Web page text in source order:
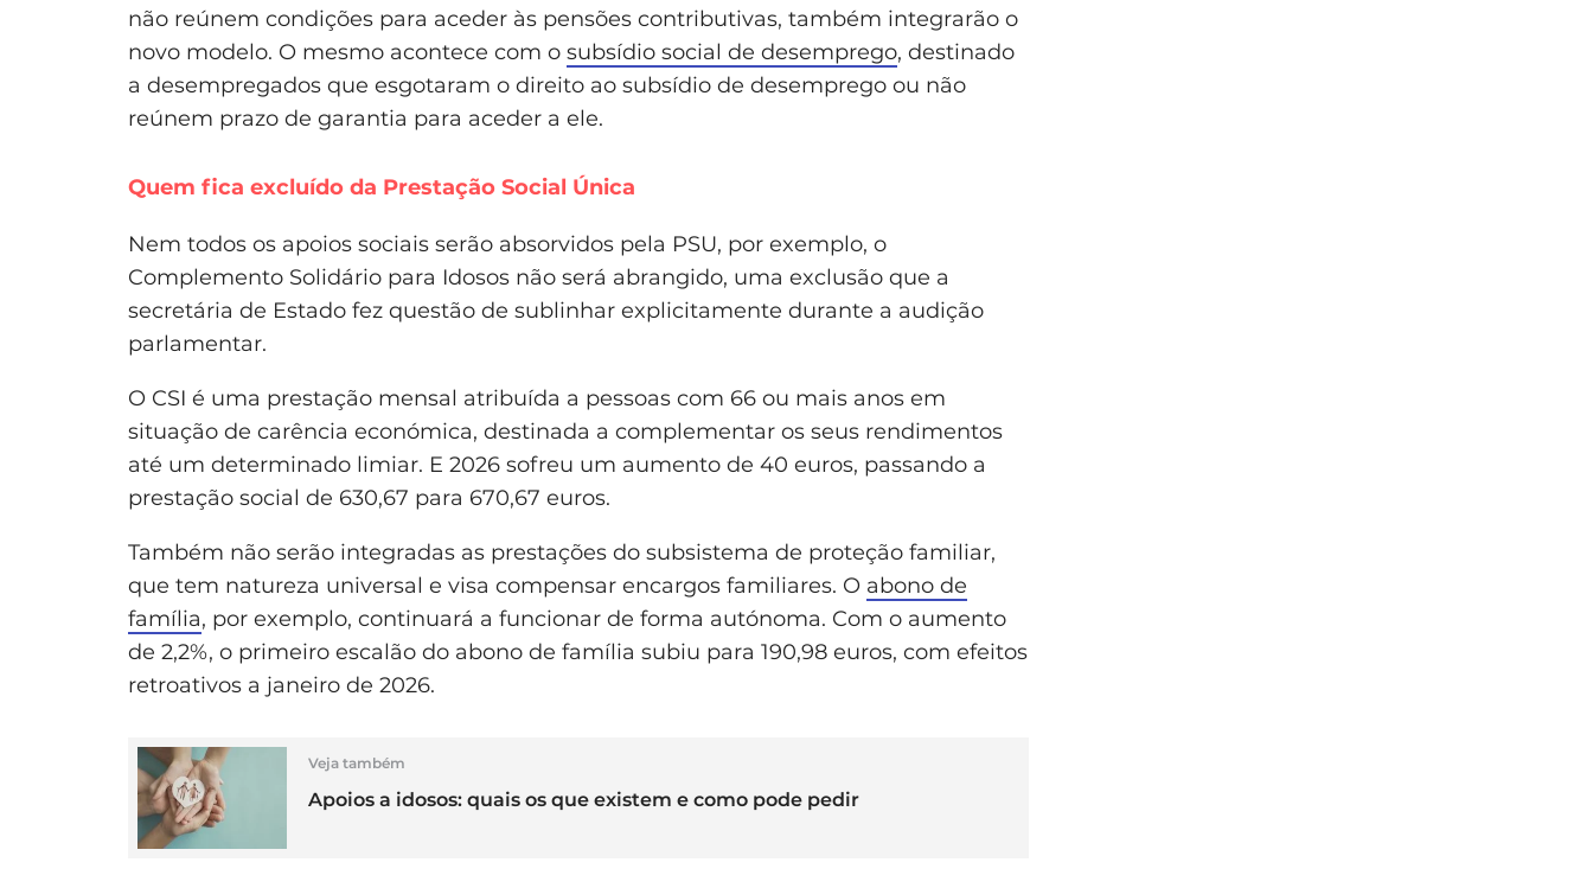
não reúnem condições para aceder às pensões contributivas, também integrarão o
novo modelo. O mesmo acontece com o subsídio social de desemprego, destinado
a desempregados que esgotaram o direito ao subsídio de desemprego ou não
reúnem prazo de garantia para aceder a ele.
Quem fica excluído da Prestação Social Única
Nem todos os apoios sociais serão absorvidos pela PSU, por exemplo, o
Complemento Solidário para Idosos não será abrangido, uma exclusão que a
secretária de Estado fez questão de sublinhar explicitamente durante a audição
parlamentar.
O CSI é uma prestação mensal atribuída a pessoas com 66 ou mais anos em
situação de carência económica, destinada a complementar os seus rendimentos
até um determinado limiar. E 2026 sofreu um aumento de 40 euros, passando a
prestação social de 630,67 para 670,67 euros.
Também não serão integradas as prestações do subsistema de proteção familiar,
que tem natureza universal e visa compensar encargos familiares. O abono de
família, por exemplo, continuará a funcionar de forma autónoma. Com o aumento
de 2,2%, o primeiro escalão do abono de família subiu para 190,98 euros, com efeitos
retroativos a janeiro de 2026.
Veja também
Apoios a idosos: quais os que existem e como pode pedir